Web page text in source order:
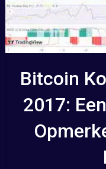
Bitcoin
2017: